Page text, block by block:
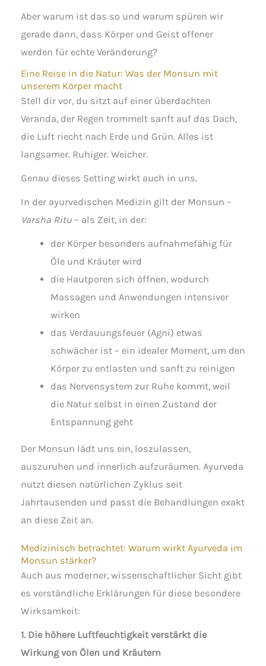
Aber warum ist das so und warum spüren wir
gerade dann, dass Körper und Geist offener
werden für echte Veränderung?
Eine Reise in die Natur: Was der Monsun mit
unserem Körper macht
Stell dir vor, du sitzt auf einer überdachten
Veranda, der Regen trommelt sanft auf das Dach,
die Luft riecht nach Erde und Grün. Alles ist
langsamer. Ruhiger. Weicher.
Genau dieses Setting wirkt auch in uns.
In der ayurvedischen Medizin gilt der Monsun –
Varsha Ritu – als Zeit, in der:
der Körper besonders aufnahmefähig für
Öle und Kräuter wird
die Hautporen sich öffnen, wodurch
Massagen und Anwendungen intensiver
wirken
das Verdauungsfeuer (Agni) etwas
schwächer ist – ein idealer Moment, um den
Körper zu entlasten und sanft zu reinigen
das Nervensystem zur Ruhe kommt, weil
die Natur selbst in einen Zustand der
Entspannung geht
Der Monsun lädt uns ein, loszulassen,
auszuruhen und innerlich aufzuräumen. Ayurveda
nutzt diesen natürlichen Zyklus seit
Jahrtausenden und passt die Behandlungen exakt
an diese Zeit an.
Medizinisch betrachtet: Warum wirkt Ayurveda im
Monsun stärker?
Auch aus moderner, wissenschaftlicher Sicht gibt
es verständliche Erklärungen für diese besondere
Wirksamkeit:
1. Die höhere Luftfeuchtigkeit verstärkt die
Wirkung von Ölen und Kräutern